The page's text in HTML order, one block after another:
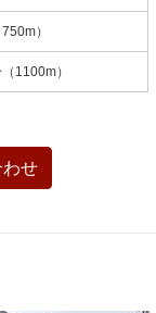
）
1100m）
せ